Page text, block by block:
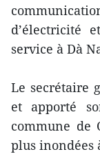
d’électricité
service à Dà
Le secrétaire
et apporté
commune de
plus inondées